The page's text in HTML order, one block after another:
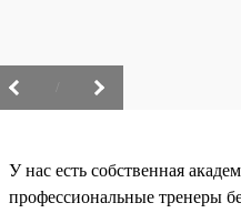
У нас есть собственная
профессиональные тренеры